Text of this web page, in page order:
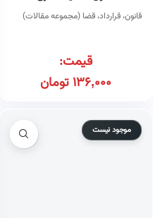
قانون، قرارداد، قضا (مجموعه مقالات)
قیمت:
136,000تومان
موجود نیست